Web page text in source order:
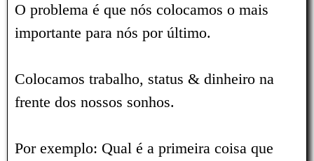
O problema é que nós colocamos o mais
importante para nós por último.
Colocamos trabalho, status & dinheiro na
frente dos nossos sonhos.
Por exemplo: Qual é a primeira coisa que